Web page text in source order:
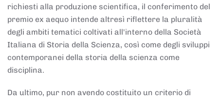
richiesti alla produzione scientifica, il conferimento del
premio ex aequo intende altresì riflettere la pluralità
degli ambiti tematici coltivati all'interno della Società
Italiana di Storia della Scienza, così come degli sviluppi
contemporanei della storia della scienza come
disciplina.
Da ultimo, pur non avendo costituito un criterio di